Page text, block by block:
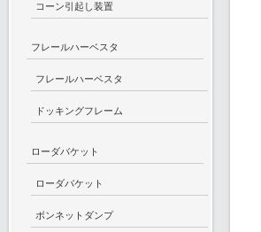
コーン引起し装置
フレールハーベスタ
フレールハーベスタ
ドッキングフレーム
ローダバケット
ローダバケット
ボンネットダンプ